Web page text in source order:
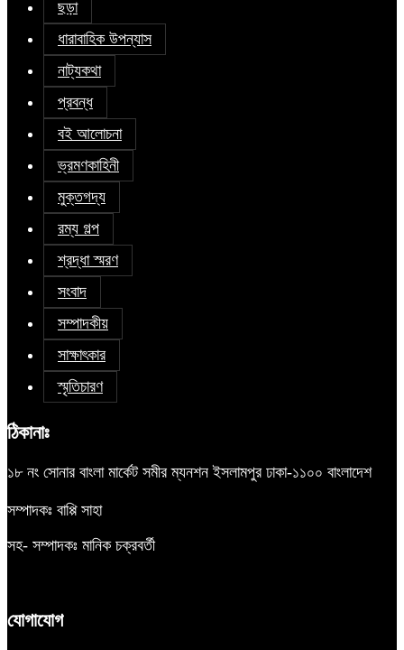
ছড়া
ধারাবাহিক উপন্যাস
নাট্যকথা
প্রবন্ধ
বই আলোচনা
ভ্রমণকাহিনী
মুক্তগদ্য
রম্য গল্প
শ্রদ্ধা স্মরণ
সংবাদ
সম্পাদকীয়
সাক্ষাৎকার
স্মৃতিচারণ
ঠিকানাঃ
১৮ নং সোনার বাংলা মার্কেট সমীর ম্যনশন ইসলামপুর ঢাকা-১১০০ বাংলাদেশ
সম্পাদকঃ বাপ্পি সাহা
সহ- সম্পাদকঃ মানিক চক্রবর্তী
যোগাযোগ